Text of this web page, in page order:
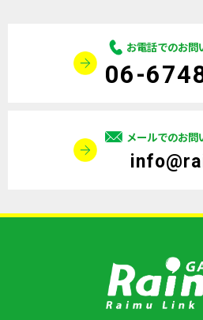
お電話でのお問
06-
メールでのお問